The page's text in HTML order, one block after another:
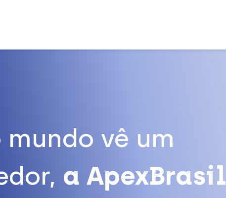
vê um
a ApexBrasil